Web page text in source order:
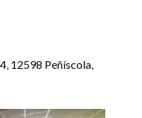
12598 Peñíscola,